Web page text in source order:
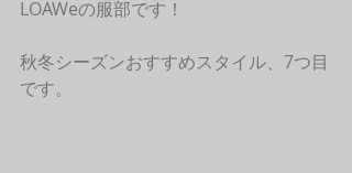
LOAWeの服部です！
秋冬シーズンおすすめスタイル、7つ目
です。